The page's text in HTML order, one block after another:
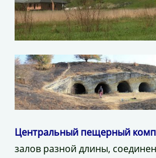
Центральный пещерный
залов разной длины,